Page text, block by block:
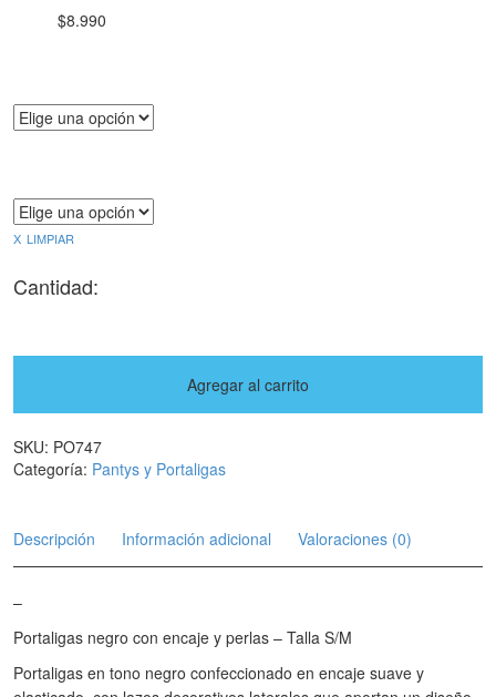
$8.990
LIMPIAR
Cantidad:
Agregar al carrito
SKU: PO747
Categoría: Pantys y Portaligas
Descripción Información adicional Valoraciones (0)
–
Portaligas negro con encaje y perlas – Talla S/M
Portaligas en tono negro confeccionado en encaje suave y